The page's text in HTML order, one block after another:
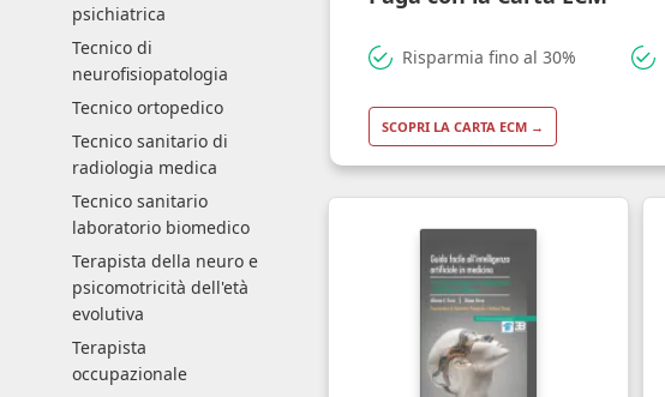
psichiatrica
Tecnico di
neurofisiopatologia
Tecnico ortopedico
Tecnico sanitario di
radiologia medica
Tecnico sanitario
laboratorio biomedico
Terapista della neuro e
psicomotricità dell'età
evolutiva
Terapista
occupazionale
Risparmia fino al 30%
SCOPRI LA CARTA ECM →